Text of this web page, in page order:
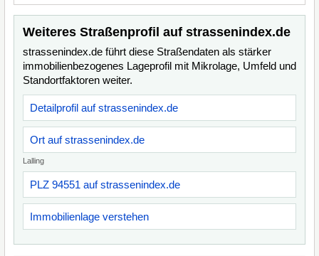
Weiteres Straßenprofil auf strassenindex.de
strassenindex.de führt diese Straßendaten als stärker
immobilienbezogenes Lageprofil mit Mikrolage, Umfeld und
Standortfaktoren weiter.
Detailprofil auf strassenindex.de
Ort auf strassenindex.de
Lalling
PLZ 94551 auf strassenindex.de
Immobilienlage verstehen